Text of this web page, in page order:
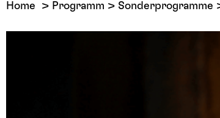
Home Programm Sonderprogramme